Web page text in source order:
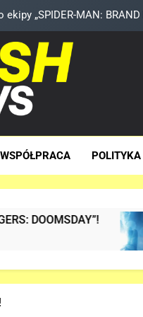
LEGO Niesamowitego
roli Deadpoola Ryan
Kit Connor dołączy do
ekipy „SPIDER-MAN:
roli Deadpoola Ryan
WSPÓŁPRACA
Już
3